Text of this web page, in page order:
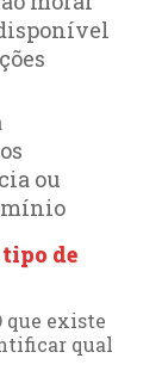
ou
de
que existe
qual